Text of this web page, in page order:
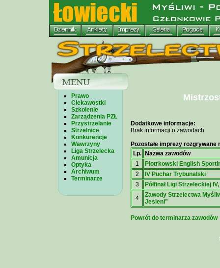
Prawo
Ciekawostki
Szkolenie
Zarządzenia PZŁ
Przystrzelanie
Strzelnice
Konkurencje
Wawrzyny
Liga Strzelecka
Amunicja
Optyka
Archiwum
Terminarze
Dodatkowe informacje:
Brak informacji o zawodach
Pozostałe imprezy rozgrywane
Lp.
Nazwa zawodów
1
Piotrkowski English
2
IV Puchar Trybunalski
3
Półfinał Ligi Strzeleckiej IV,
4
Zawody Strzelectwa
Jesieni"
Powrót do terminarza zawodów